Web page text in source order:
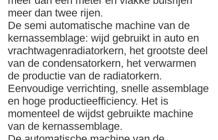
meer dan twee rijen.
De semi automatische machine van de
kernassemblage: wijd gebruikt in auto en
vrachtwagenradiatorkern, het grootste deel
van de condensatorkern, het verwarmen
de productie van de radiatorkern.
Eenvoudige verrichting, snelle assemblage
en hoge productieefficiency. Het is
momenteel de wijdst gebruikte machine
van de kernassemblage.